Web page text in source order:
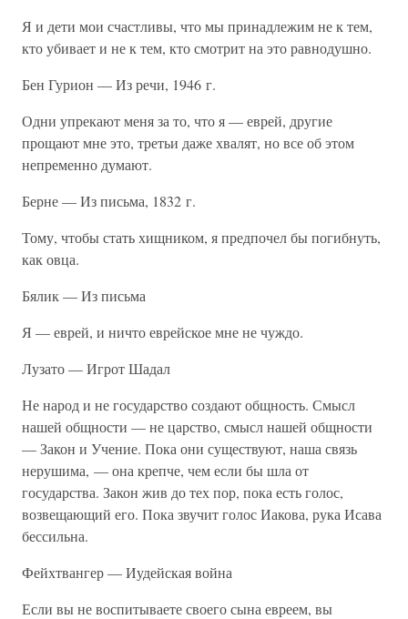
Я и дети мои счастливы, что мы принадлежим не к тем,
кто убивает и не к тем, кто смотрит на это равнодушно.
Бен Гурион — Из речи, 1946 г.
Одни упрекают меня за то, что я — еврей, другие
прощают мне это, третьи даже хвалят, но все об этом
непременно думают.
Берне — Из письма, 1832 г.
Тому, чтобы стать хищником, я предпочел бы погибнуть,
как овца.
Бялик — Из письма
Я — еврей, и ничто еврейское мне не чуждо.
Лузато — Игрот Шадал
Не народ и не государство создают общность. Смысл
нашей общности — не царство, смысл нашей общности
— Закон и Учение. Пока они существуют, наша связь
нерушима, — она крепче, чем если бы шла от
государства. Закон жив до тех пор, пока есть голос,
возвещающий его. Пока звучит голос Иакова, рука Исава
бессильна.
Фейхтвангер — Иудейская война
Если вы не воспитываете своего сына евреем, вы